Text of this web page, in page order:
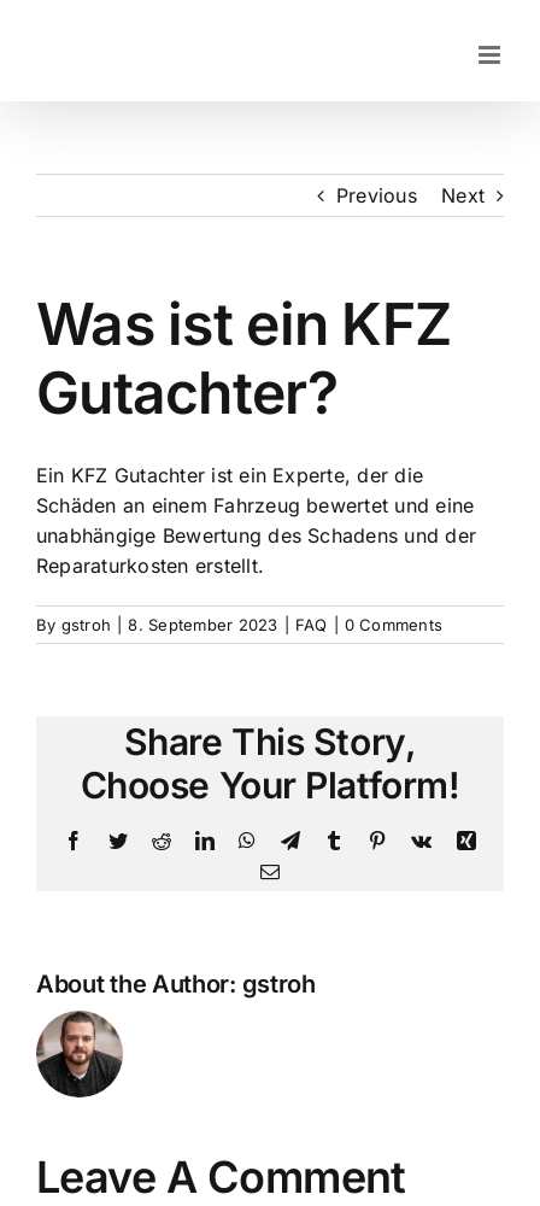
Previous Next
Was ist ein KFZ
Gutachter?
Ein KFZ Gutachter ist ein Experte, der die
Schäden an einem Fahrzeug bewertet und eine
unabhängige Bewertung des Schadens und der
Reparaturkosten erstellt.
By gstroh 8. September 2023 FAQ 0 Comments
Share This Story,
Choose Your Platform!
Facebook
TwitterRedditLinkedInWhatsApp
TelegramTumblr Pinterest
Vk
Xing
Email
About the Author: gstroh
Leave A Comment